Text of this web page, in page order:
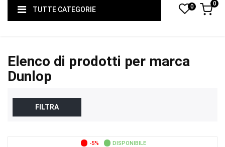
TUTTE CATEGORIE 0 0
Elenco di prodotti per marca
Dunlop
FILTRA
-5% DISPONIBILE